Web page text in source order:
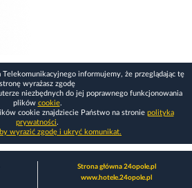
informujemy, że przeglądając tę
stronę wyrażasz zgodę
niezbędnych do jej poprawnego funkcjonowania
plików cookie.
cookie znajdziecie Państwo na stronie polityka
prywatności.
wyrazić zgodę i ukryć komunikat.
Strona główna 24opole.pl
www.hotele.24opole.pl